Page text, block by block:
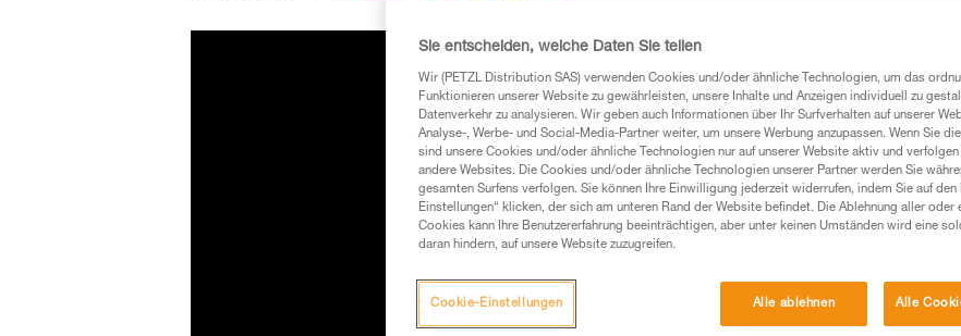
Sie entscheiden, welche Daten Sie teilen
Wir (PETZL Distribution SAS) verwenden Cookies und/oder ähnliche Technologien, um das
Funktionieren unserer Website zu gewährleisten, unsere Inhalte und Anzeigen individuell zu
Datenverkehr zu analysieren. Wir geben auch Informationen über Ihr Surfverhalten auf unserer
Analyse-, Werbe- und Social-Media-Partner weiter, um unsere Werbung anzupassen. Wenn Sie
sind unsere Cookies und/oder ähnliche Technologien nur auf unserer Website aktiv und verfolgen
andere Websites. Die Cookies und/oder ähnliche Technologien unserer Partner werden Sie
gesamten Surfens verfolgen. Sie können Ihre Einwilligung jederzeit widerrufen, indem Sie auf den
Einstellungen“ klicken, der sich am unteren Rand der Website befindet. Die Ablehnung aller oder
Cookies kann Ihre Benutzererfahrung beeinträchtigen, aber unter keinen Umständen wird eine
daran hindern, auf unsere Website zuzugreifen.
Alle ablehnen Alle
Cookie-Einstellungen